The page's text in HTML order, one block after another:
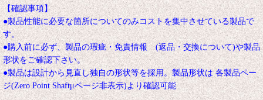
【確認事項】
●製品性能に必要な箇所についてのみコストを集中させている製品で
す。
●購入前に必ず、製品の瑕疵・免責情報 (返品・交換について)や製品
形状をご確認下さい。
●製品は設計から見直し独自の形状等を採用。製品形状は 各製品ペー
ジ(Zero Point Shaftμページ非表示)より確認可能